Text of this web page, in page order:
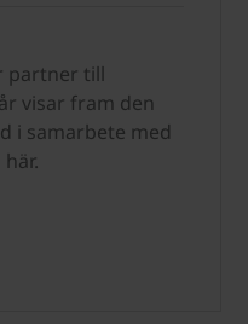
partner till
visar fram den
i samarbete med